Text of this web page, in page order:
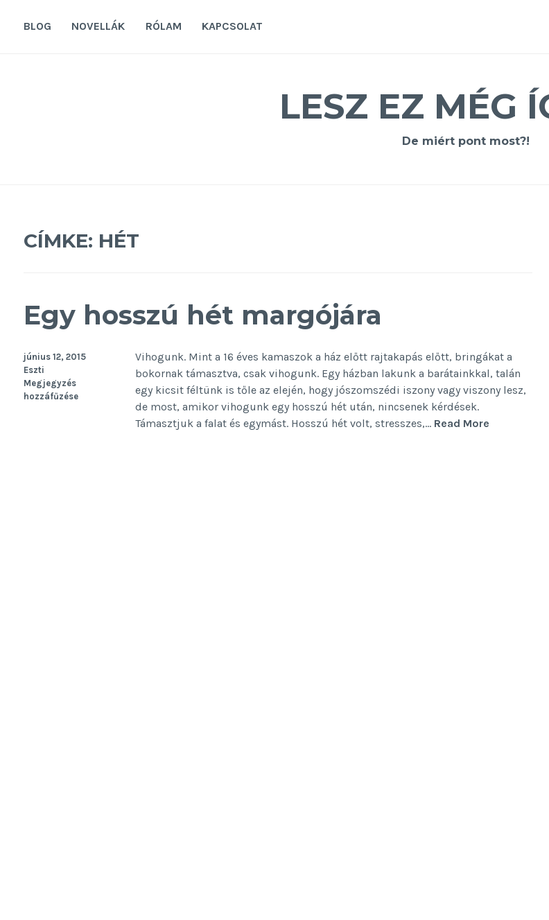
BLOG NOVELLÁK RÓLAM KAPCSOLAT
LESZ EZ MÉG
De miért pont most?!
CÍMKE: HÉT
Egy hosszú hét margójára
Vihogunk. Mint a 16 éves kamaszok a ház előtt rajtakapás előtt, bringákat a
bokornak támasztva, csak vihogunk. Egy házban lakunk a barátainkkal, talán
egy kicsit féltünk is tőle az elején, hogy jószomszédi iszony vagy viszony lesz,
de most, amikor vihogunk egy hosszú hét után, nincsenek kérdések.
Támasztjuk a falat és egymást. Hosszú hét volt, stresszes,… Read More
június 12, 2015
Eszti
Megjegyzés
hozzáfűzése